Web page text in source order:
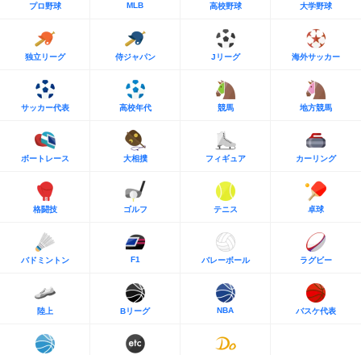
プロ野球 MLB 高校野球 大学野球
独立リーグ 侍ジャパン Jリーグ 海外サッカー
サッカー代表 高校年代 競馬 地方競馬
ボートレース 大相撲 フィギュア カーリング
格闘技 ゴルフ テニス 卓球
バドミントン F1 バレーボール ラグビー
陸上 Bリーグ NBA バスケ代表